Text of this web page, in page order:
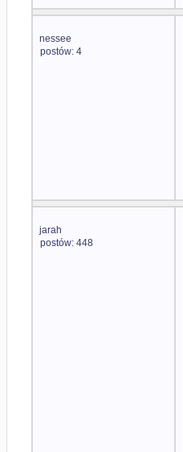
nessee
postów: 4
jarah
postów: 448